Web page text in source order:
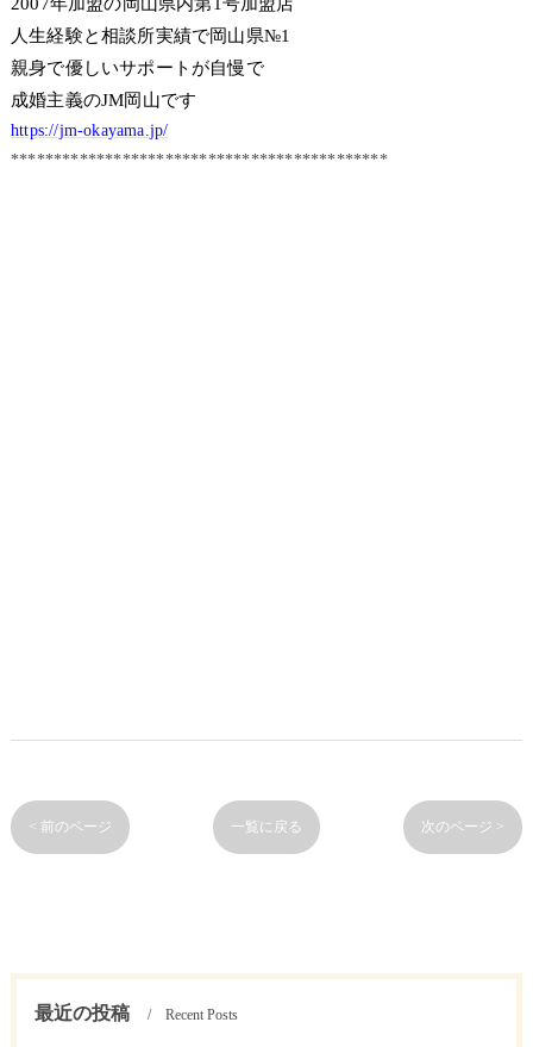
人生経験と相談所実績で岡山県№1
親身で優しいサポートが自慢で
成婚主義のJM岡山です
https://jm-okayama.jp/
********************************************
< 前のページ 一覧に戻る 次のページ >
最近の投稿 Recent Posts